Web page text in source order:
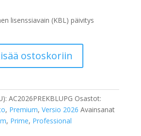
lisenssiavain (KBL) päivitys
ostoskoriin
AC2026PREKBLUPG Osastot:
, Premium, Versio 2026 Avainsanat
, Prime, Professional